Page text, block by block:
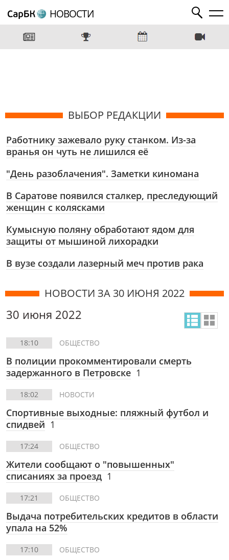
НОВОСТИ
ВЫБОР РЕДАКЦИИ
Работнику зажевало руку станком. Из-за
вранья он чуть не лишился её
"День разоблачения". Заметки киномана
В Саратове появился сталкер, преследующий
женщин с колясками
Кумысную поляну обработают ядом для
защиты от мышиной лихорадки
В вузе создали лазерный меч против рака
НОВОСТИ ЗА 30 ИЮНЯ 2022
30 июня 2022
18:10 ОБЩЕСТВО
В полиции прокомментировали смерть
задержанного в Петровске 1
18:02 НОВОСТИ
Спортивные выходные: пляжный футбол и
спидвей 1
17:24 ОБЩЕСТВО
Жители сообщают о "повышенных"
списаниях за проезд 1
17:21 ОБЩЕСТВО
Выдача потребительских кредитов в области
упала на 52%
17:10 ОБЩЕСТВО